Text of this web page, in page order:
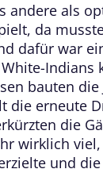
andere als
da
dafür war
Indians
bauten die
die erneute
die
wirklich
und